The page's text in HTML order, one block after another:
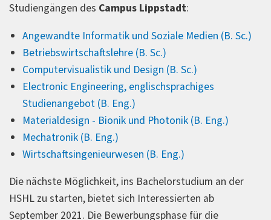
Studiengängen des Campus Lippstadt:
Angewandte Informatik und Soziale Medien (B. Sc.)
Betriebswirtschaftslehre (B. Sc.)
Computervisualistik und Design (B. Sc.)
Electronic Engineering, englischsprachiges
Studienangebot (B. Eng.)
Materialdesign - Bionik und Photonik (B. Eng.)
Mechatronik (B. Eng.)
Wirtschaftsingenieurwesen (B. Eng.)
Die nächste Möglichkeit, ins Bachelorstudium an der
HSHL zu starten, bietet sich Interessierten ab
September 2021. Die Bewerbungsphase für die